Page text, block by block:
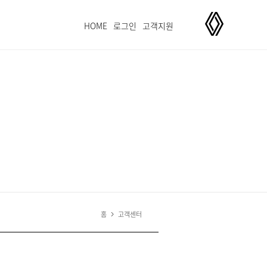
HOME 로그인 고객지원
홈 고객센터